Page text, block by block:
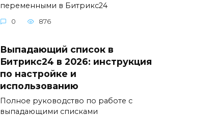
переменными в Битрикс24
0 876
Выпадающий список в
Битрикс24 в 2026: инструкция
по настройке и
использованию
Полное руководство по работе с
выпадающими списками